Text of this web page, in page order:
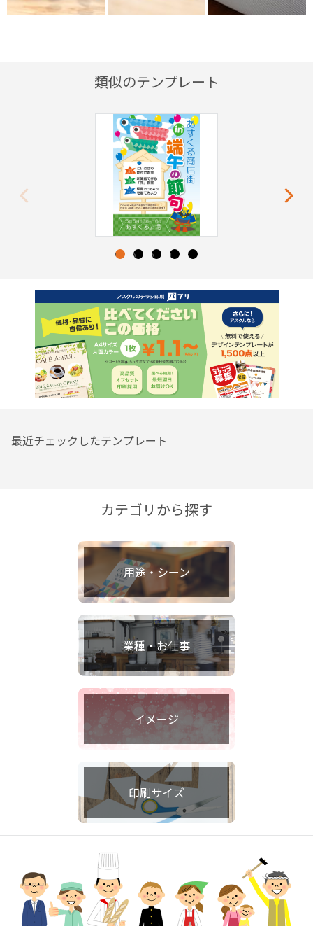
類似のテンプレート
Next
1 2 3 4 5
最近チェックしたテンプレート
カテゴリから探す
用途・シーン
業種・お仕事
イメージ
印刷サイズ